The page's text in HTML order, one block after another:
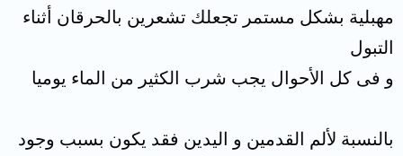
مهبلية بشكل مستمر تجعلك تشعرين بالحرقان أثناء
التبول
و فى كل الأحوال يجب شرب الكثير من الماء يوميا
بالنسبة لألم القدمين و اليدين فقد يكون بسبب وجود